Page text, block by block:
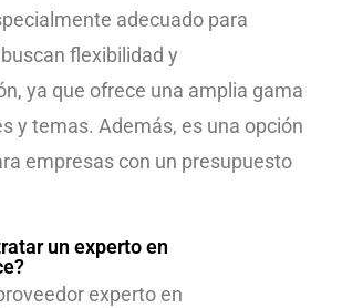
adecuado para
flexibilidad y
ya que ofrece una amplia gama
y temas. Además, es una opción
empresas con un presupuesto
un experto en
experto en